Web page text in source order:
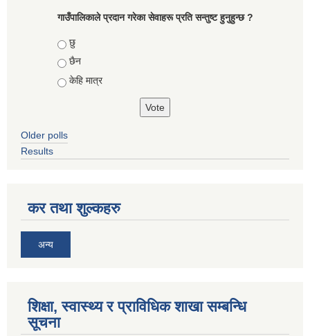
गाउँपालिकाले प्रदान गरेका सेवाहरू प्रति सन्तुष्ट हुनुहुन्छ ?
Choices
छु
छैन
केहि मात्र
Older polls
Results
कर तथा शुल्कहरु
अन्य
शिक्षा, स्वास्थ्य र प्राविधिक शाखा सम्बन्धि
सूचना